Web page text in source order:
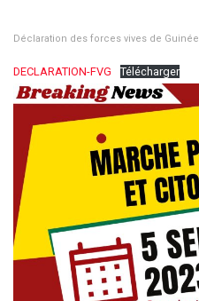
Déclaration des forces vives de Guinée
DECLARATION-FVG Télécharger